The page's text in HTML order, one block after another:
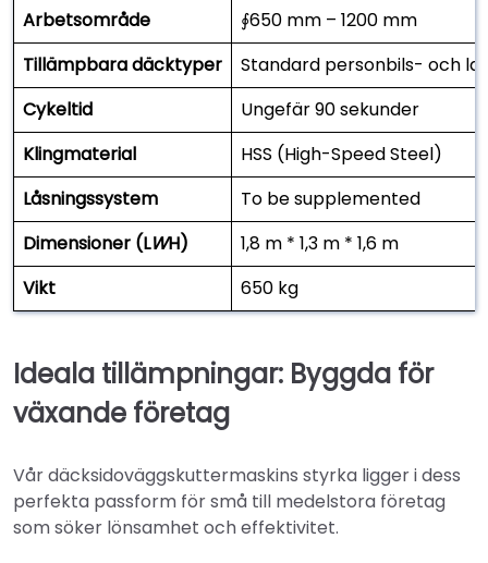
Arbetsområde
∮650 mm – 1200 mm
Tillämpbara däcktyper
Standard personbils- och
Cykeltid
Ungefär 90 sekunder
Klingmaterial
HSS (High-Speed Steel)
Låsningssystem
To be supplemented
Dimensioner (LWH)
1,8 m * 1,3 m * 1,6 m
Vikt
650 kg
Ideala tillämpningar: Byggda för
växande företag
Vår däcksidoväggskuttermaskins styrka ligger i dess
perfekta passform för små till medelstora företag
som söker lönsamhet och effektivitet.